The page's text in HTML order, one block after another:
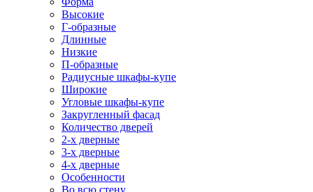
Высокие
Г-образные
Длинные
Низкие
П-образные
Радиусные шкафы-купе
Широкие
Угловые шкафы-купе
Закругленный фасад
Количество дверей
2-х дверные
3-х дверные
4-х дверные
Особенности
Во всю стену